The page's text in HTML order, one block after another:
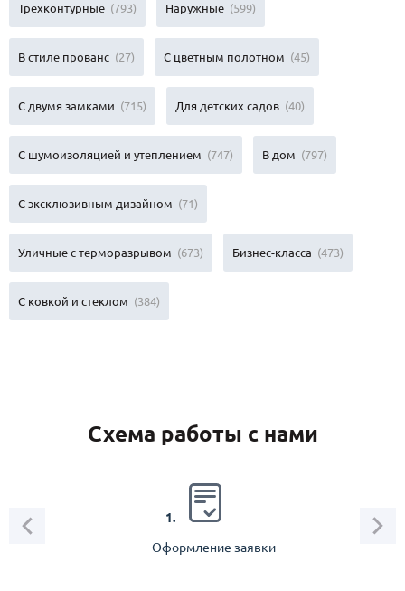
Трехконтурные (793) Наружные (599)
В стиле прованс (27) С цветным полотном (45)
С двумя замками (715) Для детских садов (40)
С шумоизоляцией и утеплением (747) В дом (797)
С эксклюзивным дизайном (71)
Уличные с терморазрывом (673) Бизнес-класса (473)
С ковкой и стеклом (384)
Схема работы с нами
1.
Оформление заявки